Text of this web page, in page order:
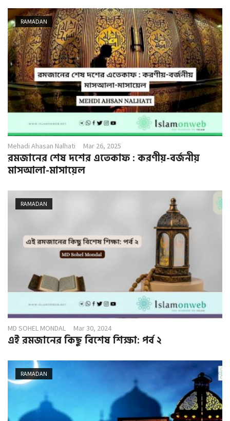
RAMADAN
Mehadi Ahasan Nalhati Mar 26, 2025
রমজানের শেষ দশের এতেকাফ : করণীয়-বর্জনীয়
মাসআলা-মাসায়েল
RAMADAN
MD SOHEL MONDAL Mar 30, 2024
এই রমজানের কিছু বিশেষ শিক্ষা: পর্ব ২
RAMADAN